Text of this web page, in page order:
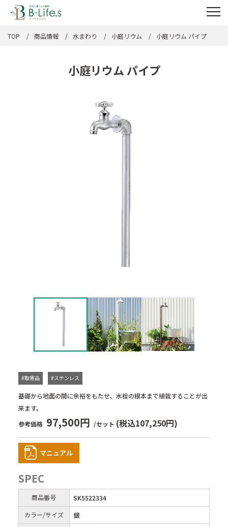
TOP 商品情報 水まわり 小庭リウム 小庭リウム パイプ
小庭リウム パイプ
基礎から地面の間に余裕をもたせ、水栓の根本まで植栽することが出
来ます。
#取寄品 #ステンレス
参考価格 97,500円 /セット (税込107,250円)
マニュアル
SPEC
商品番号
SK5522334
カラー/サイズ
銀